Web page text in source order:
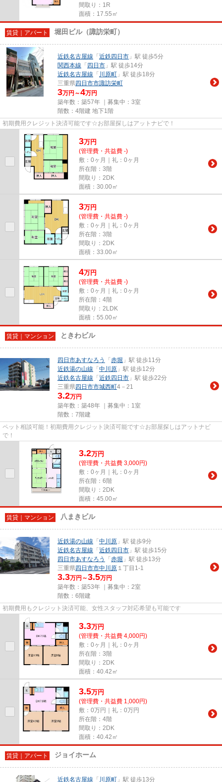
間取り：1R
面積：17.55㎡
賃貸｜アパート 堀田ビル（諏訪栄町）
近鉄名古屋線 「 近鉄四日市 」駅 徒歩5分
関西本線 「 四日市 」駅 徒歩14分
近鉄名古屋線 「 川原町 」駅 徒歩18分
三重県四日市市諏訪栄町
3万円～4万円
築年数：築57年 ｜募集中： 3室
階数：4階建 地下1階
初期費用クレジット決済可能です☆お部屋探しはアットナビで！
3万円
(管理費・共益費 -)
敷：0ヶ月｜礼：0ヶ月
所在階：3階
間取り：2DK
面積：30.00㎡
3万円
(管理費・共益費 -)
敷：0ヶ月｜礼：0ヶ月
所在階：3階
間取り：2DK
面積：33.00㎡
4万円
(管理費・共益費 -)
敷：0ヶ月｜礼：0ヶ月
所在階：4階
間取り：2LDK
面積：55.00㎡
賃貸｜マンション ときわビル
四日市あすなろう 「 赤堀 」駅 徒歩11分
近鉄湯の山線 「 中川原 」駅 徒歩12分
近鉄名古屋線 「 近鉄四日市 」駅 徒歩22分
三重県四日市市城西町4－21
3.2万円
築年数：築48年 ｜募集中： 1室
階数：7階建
ペット相談可能！初期費用クレジット決済可能です☆お部屋探しはアットナビ
で！
3.2万円
(管理費・共益費 3,000円)
敷：0ヶ月｜礼：0ヶ月
所在階：6階
間取り：2DK
面積：45.00㎡
賃貸｜マンション 八まきビル
近鉄湯の山線 「 中川原 」駅 徒歩9分
近鉄名古屋線 「 近鉄四日市 」駅 徒歩15分
四日市あすなろう
「 赤堀 」駅 徒歩13分
三重県四日市市中川原 １丁目1-1
3.3万円～3.5万円
築年数：築53年 ｜募集中： 2室
階数：6階建
初期費用もクレジット決済可能、女性スタッフ対応希望も可能です
3.3万円
(管理費・共益費 4,000円)
敷：0ヶ月｜礼：0ヶ月
所在階：3階
間取り：2DK
面積：40.42㎡
3.5万円
(管理費・共益費 1,000円)
敷：0万円｜礼：0万円
所在階：4階
間取り：2DK
面積：40.42㎡
賃貸｜アパート ジョイホーム
近鉄名古屋線 「 川原町 」駅 徒歩13分